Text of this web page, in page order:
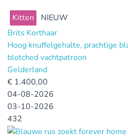
Kitten
NIEUW
Brits Korthaar
Hoog knuffelgehalte, prachtige
blotched vachtpatroon
Gelderland
€ 1.400,00
04-08-2026
03-10-2026
432